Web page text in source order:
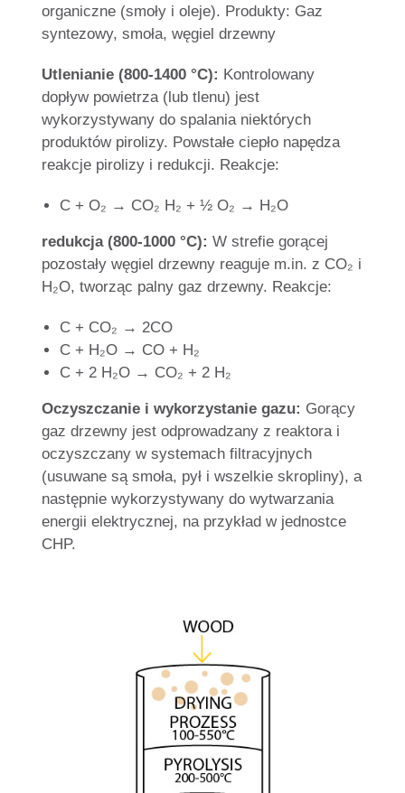
organiczne (smoły i oleje). Produkty: Gaz
syntezowy, smoła, węgiel drzewny
Utlenianie (800-1400 °C): Kontrolowany
dopływ powietrza (lub tlenu) jest
wykorzystywany do spalania niektórych
produktów pirolizy. Powstałe ciepło napędza
reakcje pirolizy i redukcji. Reakcje:
C + O₂ → CO₂ H₂ + ½ O₂ → H₂O
redukcja (800-1000 °C):W strefie gorącej
pozostały węgiel drzewny reaguje m.in. z CO₂ i
H₂O, tworząc palny gaz drzewny. Reakcje:
C + CO₂ → 2CO
C + H₂O → CO + H₂
C + 2 H₂O → CO₂ + 2 H₂
Oczyszczanie i wykorzystanie gazu: Gorący
gaz drzewny jest odprowadzany z reaktora i
oczyszczany w systemach filtracyjnych
(usuwane są smoła, pył i wszelkie skropliny), a
następnie wykorzystywany do wytwarzania
energii elektrycznej, na przykład w jednostce
CHP.